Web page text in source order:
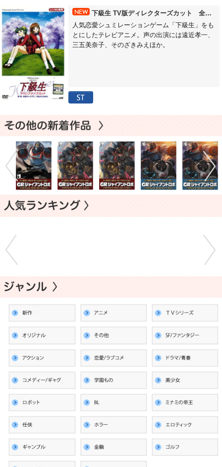
下級生 TV版ディレクターズカット 全話パック
人気恋愛シュミレーションゲーム「下級生」をも
とにしたテレビアニメ。声の出演には遠近孝一、
三五美奈子、そのざきみえほか。